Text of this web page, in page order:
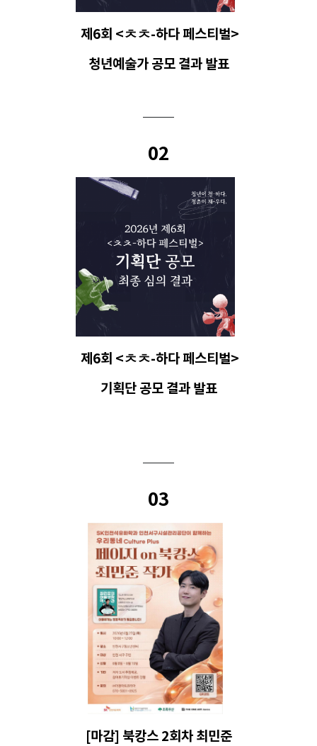
제6회 <ㅊㅊ-하다 페스티벌>
청년예술가 공모 결과 발표
02
제6회 <ㅊㅊ-하다 페스티벌>
기획단 공모 결과 발표
03
[마감] 북캉스 2회차 최민준